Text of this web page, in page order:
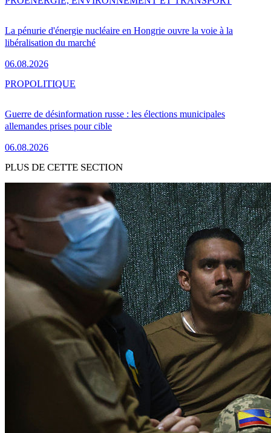
La pénurie d'énergie nucléaire en Hongrie ouvre la voie à la
libéralisation du marché
06.08.2026
Guerre de désinformation russe : les élections municipales
allemandes prises pour cible
06.08.2026
PROPOLITIQUE
PLUS DE CETTE SECTION